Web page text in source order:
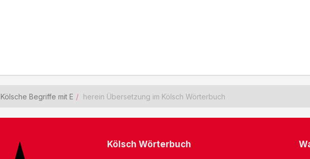
Kölsche Begriffe mit E herein Übersetzung im Kölsch Wörterbuch
Kölsch Wörterbuch